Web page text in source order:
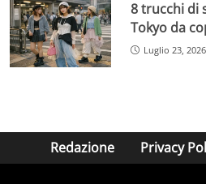
8 trucchi di
Tokyo da
Luglio 23, 2026
Redazione Privacy